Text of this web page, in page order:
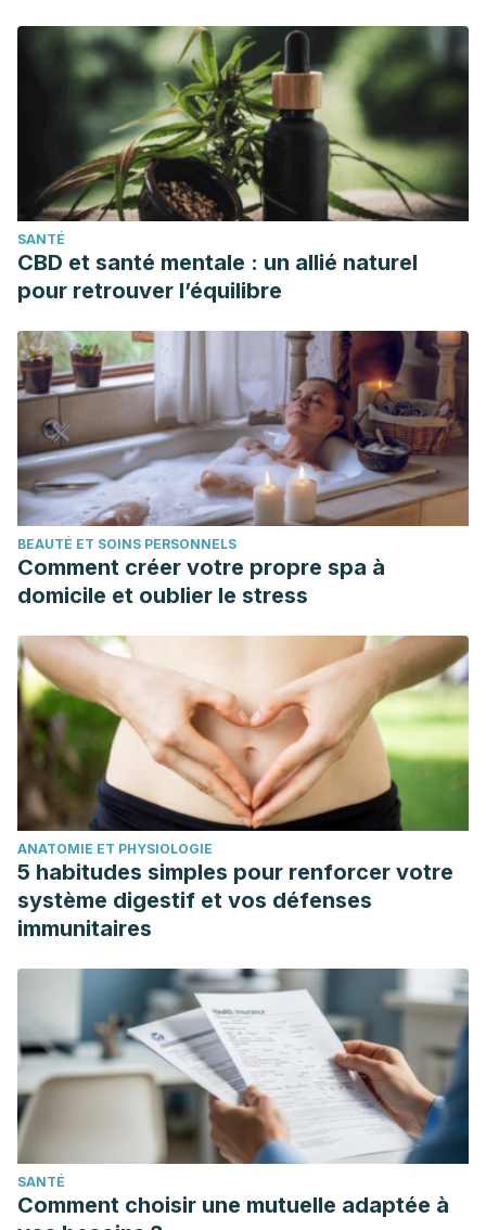
SANTÉ
CBD et santé mentale : un allié naturel
pour retrouver l’équilibre
BEAUTÉ ET SOINS PERSONNELS
Comment créer votre propre spa à
domicile et oublier le stress
ANATOMIE ET PHYSIOLOGIE
5 habitudes simples pour renforcer votre
système digestif et vos défenses
immunitaires
SANTÉ
Comment choisir une mutuelle adaptée à